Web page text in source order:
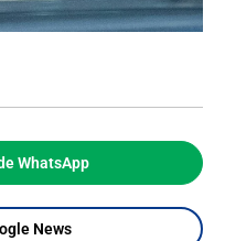
WhatsApp
News